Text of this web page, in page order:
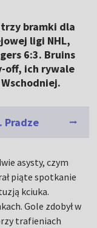
bramki dla
ligi NHL,
6:3. Bruins
off, ich rywale
Pradze
asysty, czym
piąte spotkanie
kciuka.
Gole zdobył w
trafieniach